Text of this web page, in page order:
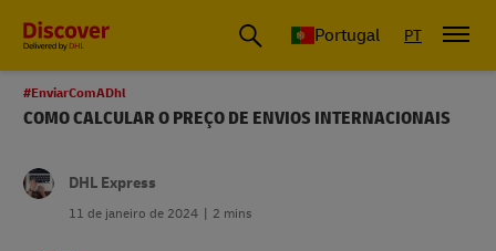
Portugal PT
#EnviarComADhl
COMO CALCULAR O PREÇO DE ENVIOS INTERNACIONAIS
DHL Express
11 de janeiro de 2024 2 mins